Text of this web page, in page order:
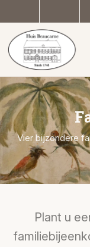
Vier bijzondere
Plant u